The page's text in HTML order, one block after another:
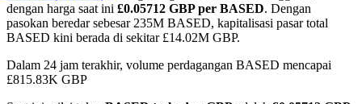
Mata Uang Kripto Berjangka
TradFi
dengan harga saat ini £0.05712 GBP per BASED. Dengan
pasokan beredar sebesar 235M BASED, kapitalisasi pasar total
BASED kini berada di sekitar £14.02M GBP.
Dalam 24 jam terakhir, volume perdagangan BASED mencapai
£815.83K GBP